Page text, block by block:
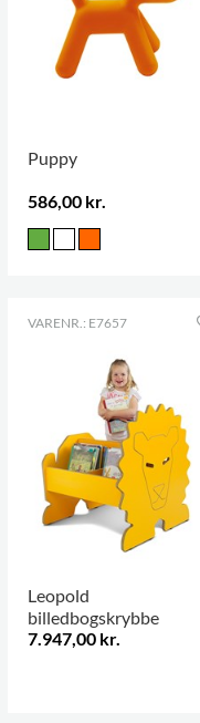
Puppy
586,00 kr.
VARENR.: E7657
Leopold
billedbogskrybbe
7.947,00 kr.